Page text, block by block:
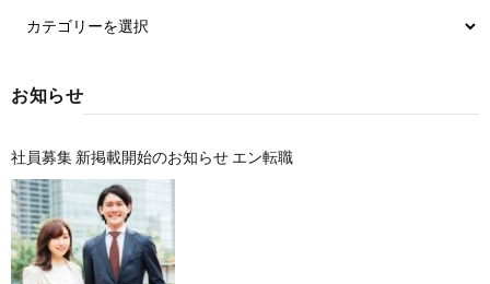
お知らせ
社員募集 新掲載開始のお知らせ エン転職